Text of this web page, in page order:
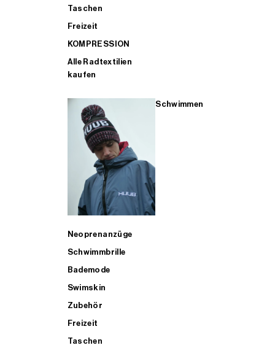
Taschen
Freizeit
KOMPRESSION
Alle Radtextilien
kaufen
Schwimmen
Neoprenanzüge
Schwimmbrille
Bademode
Swimskin
Zubehör
Freizeit
Taschen